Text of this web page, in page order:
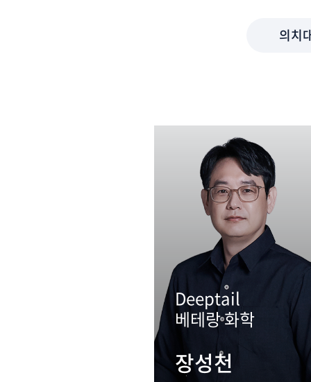
의치
Deeptail
베테랑 화학
장성천